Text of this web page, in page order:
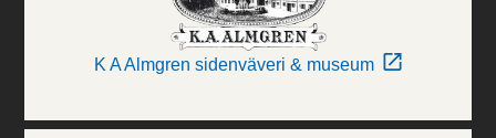
K A Almgren sidenväveri & museum